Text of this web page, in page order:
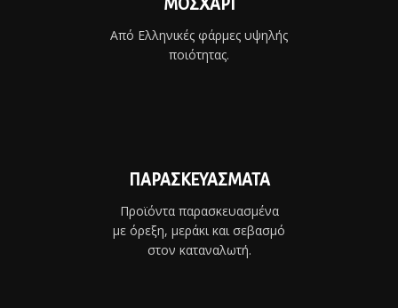
ΜΟΣΧΑΡΙ
Από Ελληνικές φάρμες υψηλής
ποιότητας.
ΠΑΡΑΣΚΕΥΑΣΜΑΤΑ
Προϊόντα παρασκευασμένα
με όρεξη, μεράκι και σεβασμό
στον καταναλωτή.